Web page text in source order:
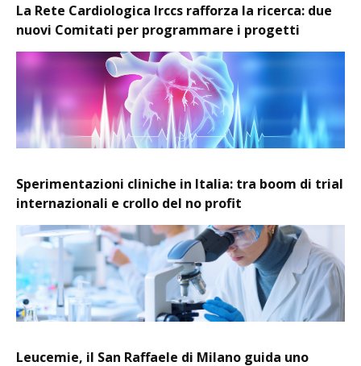
La Rete Cardiologica Irccs rafforza la ricerca: due
nuovi Comitati per programmare i progetti
Sperimentazioni cliniche in Italia: tra boom di trial
internazionali e crollo del no profit
Leucemie, il San Raffaele di Milano guida uno